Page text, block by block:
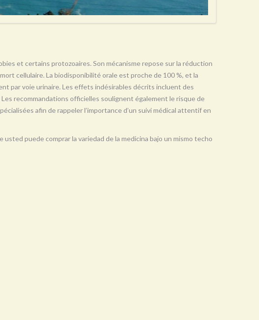
et certains protozoaires. Son mécanisme repose sur la réduction
cellulaire. La biodisponibilité orale est proche de 100 %, et la
par voie urinaire. Les effets indésirables décrits incluent des
recommandations officielles soulignent également le risque de
afin de rappeler l’importance d’un suivi médical attentif en
usted puede comprar la variedad de la medicina bajo un mismo techo